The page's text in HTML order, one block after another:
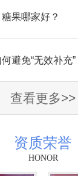
果哪家好？
避免“无效补充”
查看更多>>
资质荣誉
HONOR